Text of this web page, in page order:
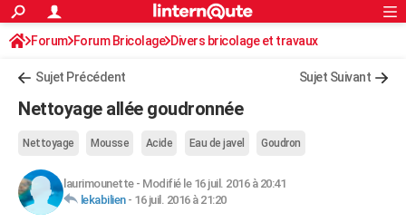
ACTUALITÉS
Politique
Société
Faits Divers
Education
Monde
Villes
+
AUTO
Essais
Réserver un essai
Citadines
Berlines
SUV
Forum auto
+HIGH-TECH
Rechercher
S'inscrire
Connexion
Forum Forum Bricolage Divers bricolage et travaux
Sujet Précédent Sujet Suivant
Nettoyage allée goudronnée
Nettoyage Mousse Acide Eau de javel Goudron
laurimounette- Modifié le 16 juil. 2016 à 20:41
lekabilien- 16 juil. 2016 à 21:20